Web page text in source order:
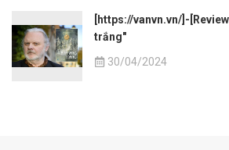
[https://vanvn.vn/]-
trắng"
30/04/2024